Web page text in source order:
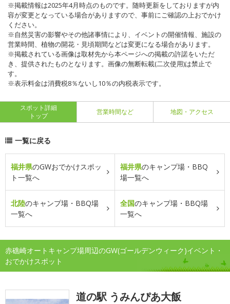
※掲載情報は2025年4月時点のものです。随時更新をしておりますが内
容が変更となっている場合がありますので、事前にご確認の上おでかけ
ください。
※自然災害の影響やその他諸事情により、イベントの開催情報、施設の
営業時間、植物の開花・見頃期間などは変更になる場合があります。
※掲載されている画像は取材先から本ページへの掲載の許諾をいただ
き、提供されたものとなります。画像の無断転載(二次使用)は禁止で
す。
※表示料金は消費税8％ないし10％の内税表示です。
スポット詳細
トップ
営業時間など 地図・アクセス
一覧に戻る
福井県のGWおでかけスポッ
ト一覧へ
福井県のキャンプ場・BBQ
場一覧へ
北陸のキャンプ場・BBQ場
一覧へ
全国のキャンプ場・BBQ場
一覧へ
赤礁崎オートキャンプ場周辺のGW(ゴールデンウィーク)イベント・
おでかけスポット
道の駅 うみんぴあ大飯